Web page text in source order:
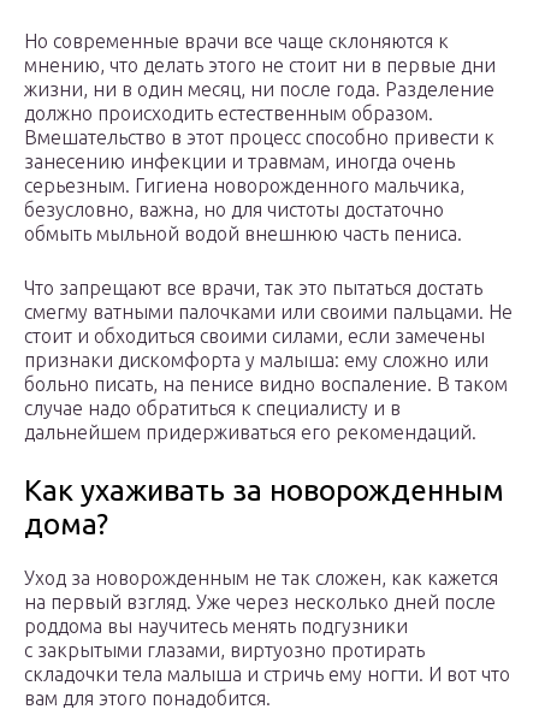
Но современные врачи все чаще склоняются к
мнению, что делать этого не стоит ни в первые дни
жизни, ни в один месяц, ни после года. Разделение
должно происходить естественным образом.
Вмешательство в этот процесс способно привести к
занесению инфекции и травмам, иногда очень
серьезным. Гигиена новорожденного мальчика,
безусловно, важна, но для чистоты достаточно
обмыть мыльной водой внешнюю часть пениса.
Что запрещают все врачи, так это пытаться достать
смегму ватными палочками или своими пальцами. Не
стоит и обходиться своими силами, если замечены
признаки дискомфорта у малыша: ему сложно или
больно писать, на пенисе видно воспаление. В таком
случае надо обратиться к специалисту и в
дальнейшем придерживаться его рекомендаций.
Как ухаживать за новорожденным
дома?
Уход за новорожденным не так сложен, как кажется
на первый взгляд. Уже через несколько дней после
роддома вы научитесь менять подгузники
с закрытыми глазами, виртуозно протирать
складочки тела малыша и стричь ему ногти. И вот что
вам для этого понадобится.